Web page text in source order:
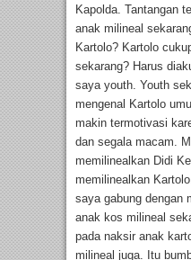
Kapolda. Tantangan
anak milineal
Kartolo? Kartolo
sekarang? Harus
saya youth. Youth
mengenal Kartolo
makin termotivasi
dan segala macam.
memilinealkan Didi
memilinealkan
saya gabung dengan
anak kos milineal
pada naksir anak
milineal juga. Itu